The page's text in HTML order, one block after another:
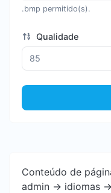
.bmp permitido(s).
Qualidade
Conteúdo de
admin -> idiomas -